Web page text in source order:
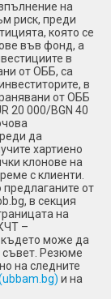
на
риск, преди
която се
във фонд, а
в
от ОББ, са
в
от ОББ
20 000/BGN 40
да
хартиено
клонове на
с клиенти.
от
в секция
на
–
където може да
съвет. Резюме
на следните
и на